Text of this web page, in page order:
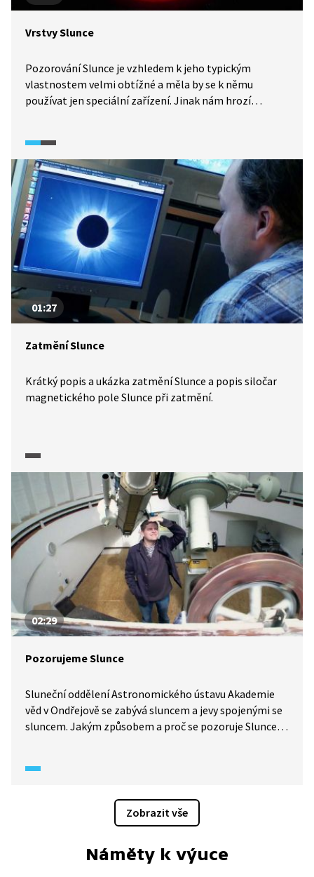
Vrstvy Slunce
Pozorování Slunce je vzhledem k jeho typickým
vlastnostem velmi obtížné a měla by se k němu
používat jen speciální zařízení. Jinak nám hrozí
sluneční aktivity. Také si můžeme detailně
prohlédnout další vrstvy sluneční atmosféry,
chromosféru a korónu.
01:27
Zatmění Slunce
Krátký popis a ukázka zatmění Slunce a popis siločar
magnetického pole Slunce při zatmění.
02:29
Pozorujeme Slunce
Sluneční oddělení Astronomického ústavu Akademie
věd v Ondřejově se zabývá sluncem a jevy spojenými se
sluncem. Jakým způsobem a proč se pozoruje Slunce?
Zobrazit vše
Náměty k výuce